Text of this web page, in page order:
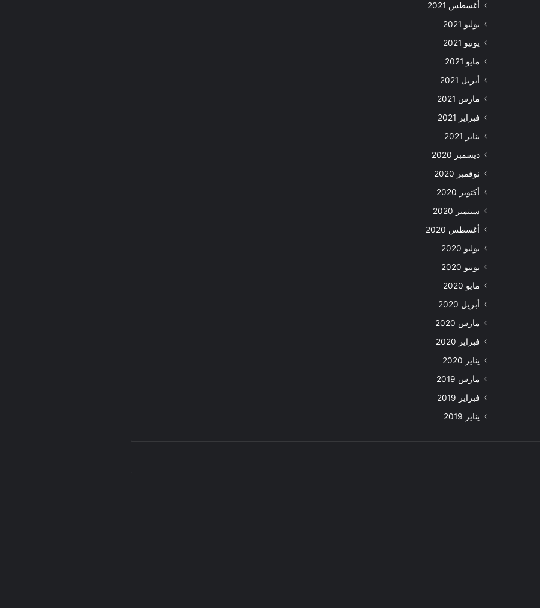
أغسطس 2021
يوليو 2021
يونيو 2021
مايو 2021
أبريل 2021
مارس 2021
فبراير 2021
يناير 2021
ديسمبر 2020
نوفمبر 2020
أكتوبر 2020
سبتمبر 2020
أغسطس 2020
يوليو 2020
يونيو 2020
مايو 2020
أبريل 2020
مارس 2020
فبراير 2020
يناير 2020
مارس 2019
فبراير 2019
يناير 2019